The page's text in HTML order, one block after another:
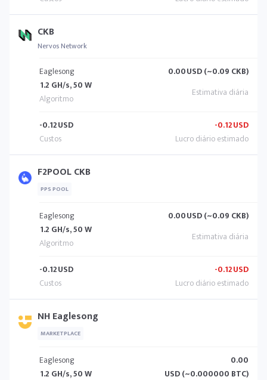
CKB
Nervos Network
Eaglesong
1.2 GH/s, 50 W
0.00USD (~0.09 CKB)
-0.12USD -0.12USD
F2POOL CKB
PPS POOL
Eaglesong
1.2 GH/s, 50 W
0.00USD (~0.09 CKB)
-0.12USD -0.12USD
NH Eaglesong
MARKETPLACE
Eaglesong
1.2 GH/s, 50 W
0.00
USD (~0.000000 BTC)